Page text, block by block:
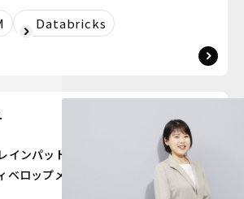
Databricks
インパッド
ベロップメント＆イネーブルメントユ